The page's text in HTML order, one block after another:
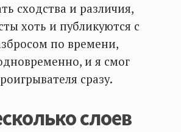
сходства и различия,
хоть и публикуются с
по времени,
и я смог
сразу.
слоев